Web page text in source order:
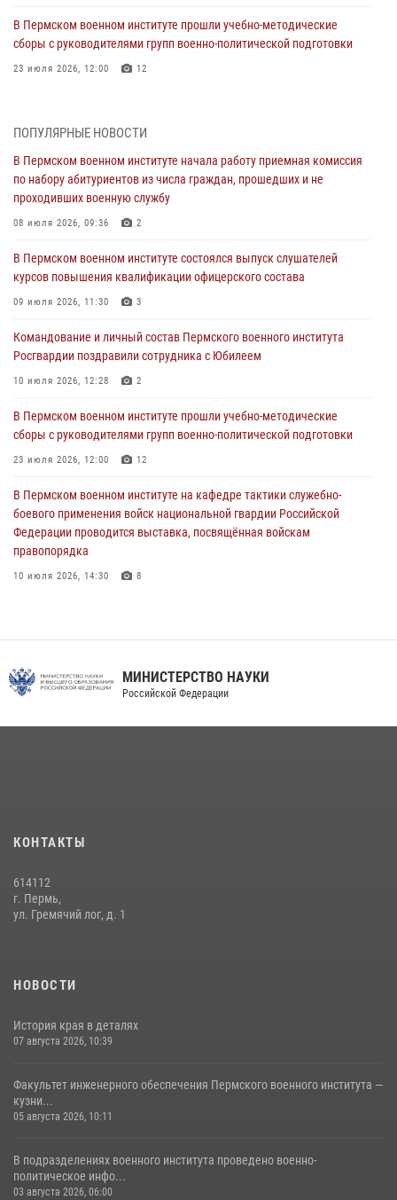
В Пермском военном институте прошли учебно-методические
сборы с руководителями групп военно-политической подготовки
23 июля 2026, 12:00 12
Федерации проводится выставка, посвящённая войскам
правопорядка
10 июля 2026, 14:30 8
Командование и личный состав Пермского военного института
10 июля 2026, 12:28 2
В Пермском военном институте состоялся выпуск слушателей
09 июля 2026, 11:30 3
В Пермском военном институте начала работу приемная комиссия
проходивших военную службу
08 июля 2026, 09:36 2
чемпионате войск национальной гвардии Российской Федерации по
боксу
07 июля 2026, 10:30 4
ПОПУЛЯРНЫЕ НОВОСТИ
В Пермском военном институте начала работу приемная комиссия
по набору абитуриентов из числа граждан, прошедших и не
проходивших военную службу
08 июля 2026, 09:36 2
В Пермском военном институте состоялся выпуск слушателей
курсов повышения квалификации офицерского состава
09 июля 2026, 11:30 3
Командование и личный состав Пермского военного института
Росгвардии поздравили сотрудника с Юбилеем
10 июля 2026, 12:28 2
В Пермском военном институте прошли учебно-методические
сборы с руководителями групп военно-политической подготовки
23 июля 2026, 12:00 12
В Пермском военном институте на кафедре тактики служебно-
боевого применения войск национальной гвардии Российской
Федерации проводится выставка, посвящённая войскам
правопорядка
10 июля 2026, 14:30 8
24 июля 2026, 12:30 14
— кузница профессионалов Росгвардии
небесного покровителя войск национальной гвардии Российской
03 августа 2026, 06:00
История края в деталях
МИНИСТЕРСТВО НАУКИ
Российской Федерации
КОНТАКТЫ
614112
г. Пермь,
ул. Гремячий лог, д. 1
НОВОСТИ
История края в деталях
07 августа 2026, 10:39
Факультет инженерного обеспечения Пермского военного института —
кузни...
05 августа 2026, 10:11
В подразделениях военного института проведено военно-
политическое инфо...
03 августа 2026, 06:00